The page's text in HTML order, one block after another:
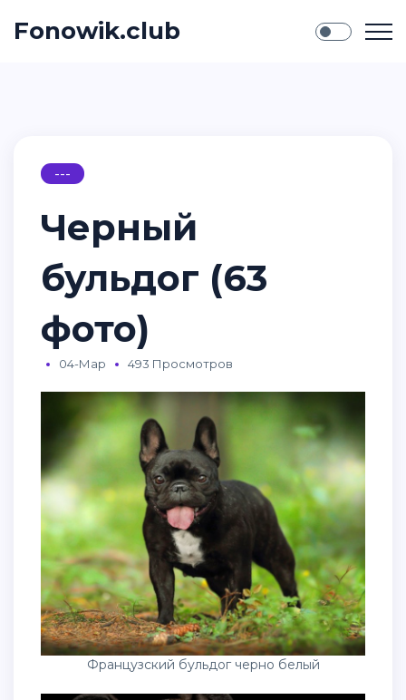
Fonowik.club
---
Черный
бульдог (63
фото)
04-Мар 493 Просмотров
Французский бульдог черно белый